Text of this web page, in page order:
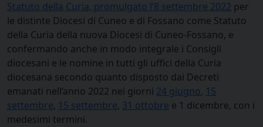
Statuto della Curia, promulgato l’8 settembre 2022 per
le distinte Diocesi di Cuneo e di Fossano come Statuto
della Curia della nuova Diocesi di Cuneo-Fossano, e
confermando anche in modo integrale i Consigli
diocesani e le nomine in tutti gli uffici della Curia
diocesana secondo quanto disposto dai Decreti
emanati nell’anno 2022 nei giorni 24 giugno, 15
settembre, 15 settembre, 31 ottobre e 1 dicembre, con i
medesimi termini.